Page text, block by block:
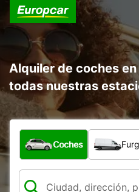
Alquiler de coches
todas nuestras
¿Qué tipo de vehículo?
Coches